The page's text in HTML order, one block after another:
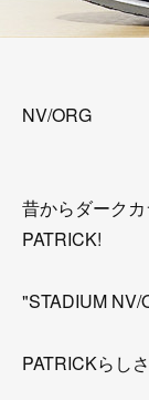
NV/ORG
昔からダーク
PATRICK!
"STADIUM NV/
PATRICKらし